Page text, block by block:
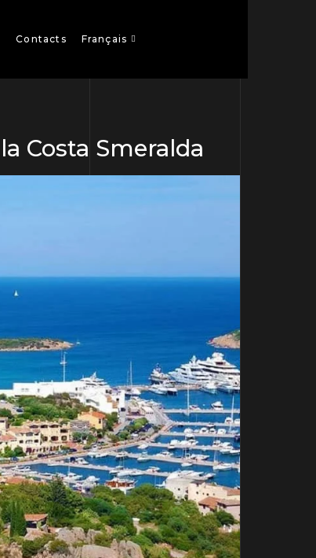
Contacts Français
Costa Smeralda